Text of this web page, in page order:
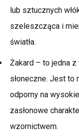
lub sztucznych
szeleszcząca i
światła.
Żakard – to jedna
słoneczne. Jest to
odporny na
zasłonowe
wzornictwem.